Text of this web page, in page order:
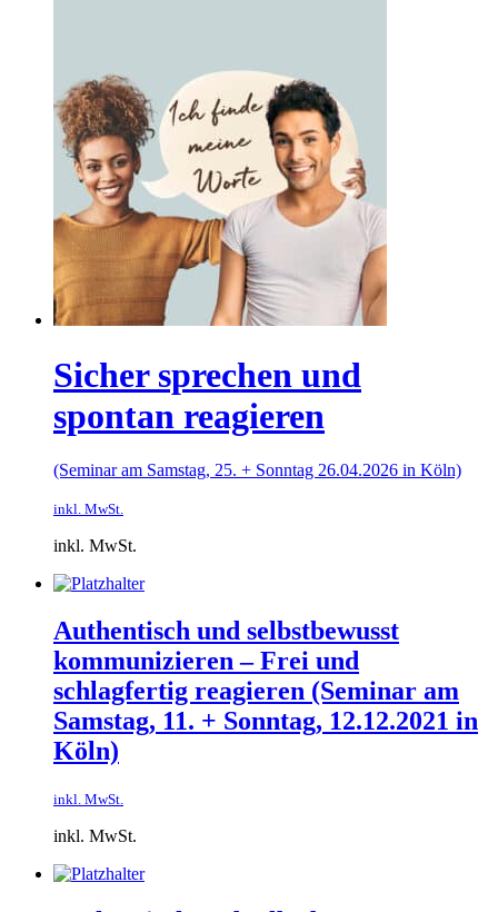
Sicher sprechen und
spontan reagieren
(Seminar am Samstag, 25. + Sonntag 26.04.2026 in Köln)
inkl. MwSt.
inkl. MwSt.
Authentisch und selbstbewusst
kommunizieren – Frei und
schlagfertig reagieren (Seminar am
Samstag, 11. + Sonntag, 12.12.2021 in
Köln)
inkl. MwSt.
inkl. MwSt.